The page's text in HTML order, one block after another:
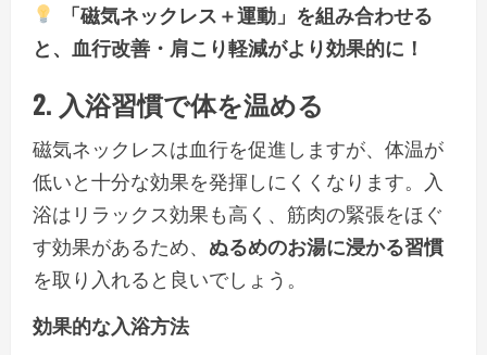
「磁気ネックレス＋運動」を組み合わせる
と、血行改善・肩こり軽減がより効果的に！
2. 入浴習慣で体を温める
磁気ネックレスは血行を促進しますが、体温が
低いと十分な効果を発揮しにくくなります。入
浴はリラックス効果も高く、筋肉の緊張をほぐ
す効果があるため、 ぬるめのお湯に浸かる習慣
を取り入れると良いでしょう。
効果的な入浴方法